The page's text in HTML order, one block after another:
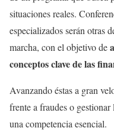
situaciones reales.
especializados serán otras
marcha, con el objetivo de
conceptos clave de las
Avanzando éstas a gran
frente a fraudes o
una competencia esencial.